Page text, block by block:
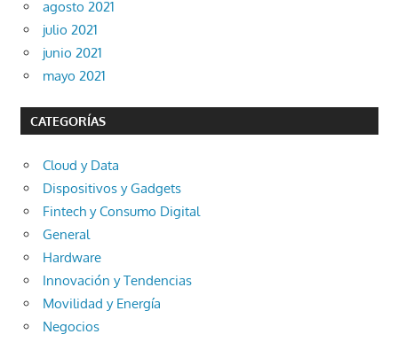
agosto 2021
julio 2021
junio 2021
mayo 2021
CATEGORÍAS
Cloud y Data
Dispositivos y Gadgets
Fintech y Consumo Digital
General
Hardware
Innovación y Tendencias
Movilidad y Energía
Negocios